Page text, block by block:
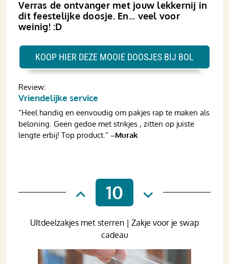
Verras de ontvanger met jouw lekkernij in
dit feestelijke doosje. En... veel voor
weinig! :D
Review:
Vriendelijke service
“Heel handig en eenvoudig om pakjes rap te maken als
beloning. Geen gedoe met strikjes , zitten op juiste
lengte erbij! Top product.” –Murak
KOOP HIER DEZE MOOIE DOOSJES BIJ BOL
10
UItdeelzakjes met sterren | Zakje voor je swap
cadeau